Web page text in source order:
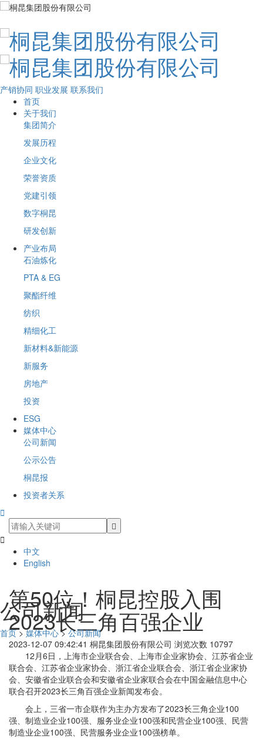
产销协同 职业发展 联系我们
首页
关于我们
集团简介
发展历程
企业文化
荣誉资质
党建引领
数字桐昆
研发创新
产业布局
石油炼化
PTA & EG
聚酯纤维
纺织
精细化工
新材料&新能源
新服务
房地产
投资
ESG
媒体中心
公司新闻
公示公告
桐昆报
投资者关系


中文
English
公司新闻
首页>媒体中心>公司新闻
第50位！桐昆控股入围
2023长三角百强企业
2023-12-07 09:42:41 桐昆集团股份有限公司 浏览次数 10797
12月6日，上海市企业联合会、上海市企业家协会、江苏省企业
联合会、江苏省企业家协会、浙江省企业联合会、浙江省企业家协
会、安徽省企业联合会和安徽省企业家联合会在中国金融信息中心
联合召开2023长三角百强企业新闻发布会。
会上，三省一市企联作为主办方发布了2023长三角企业100
强、制造业企业100强、服务业企业100强和民营企业100强、民营
制造业企业100强、民营服务业企业100强榜单。